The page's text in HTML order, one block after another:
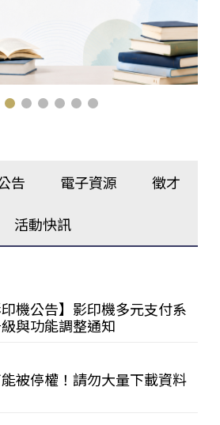
告 電子資源 徵才
活動快訊
印機公告】影印機多元支付系
與功能調整通知
被停權！請勿大量下載資料